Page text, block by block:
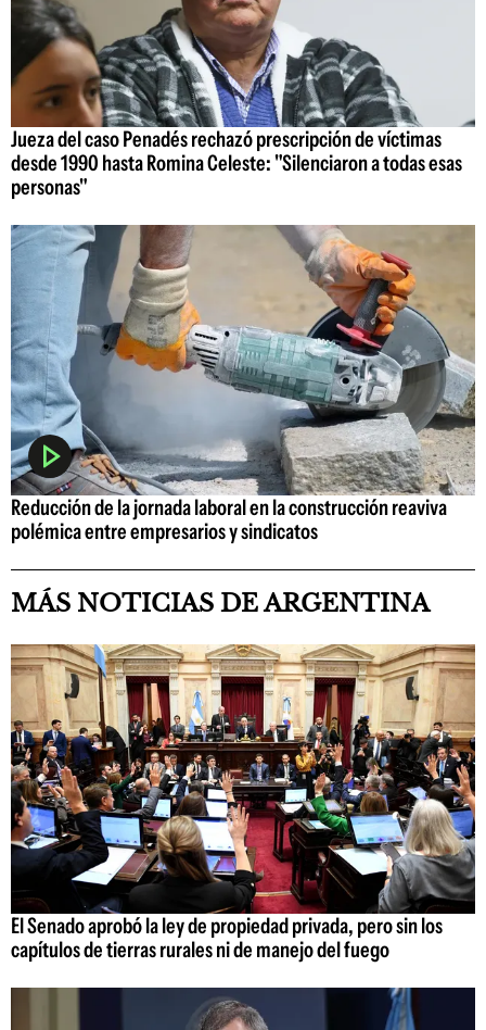
Jueza del caso Penadés rechazó prescripción de víctimas
desde 1990 hasta Romina Celeste: "Silenciaron a todas esas
personas"
Reducción de la jornada laboral en la construcción reaviva
polémica entre empresarios y sindicatos
MÁS NOTICIAS DE ARGENTINA
El Senado aprobó la ley de propiedad privada, pero sin los
capítulos de tierras rurales ni de manejo del fuego